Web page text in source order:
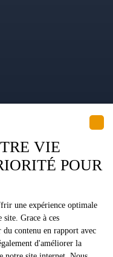
VIE
POUR
une expérience optimale
Grace à ces
du contenu en rapport avec
d'améliorer la